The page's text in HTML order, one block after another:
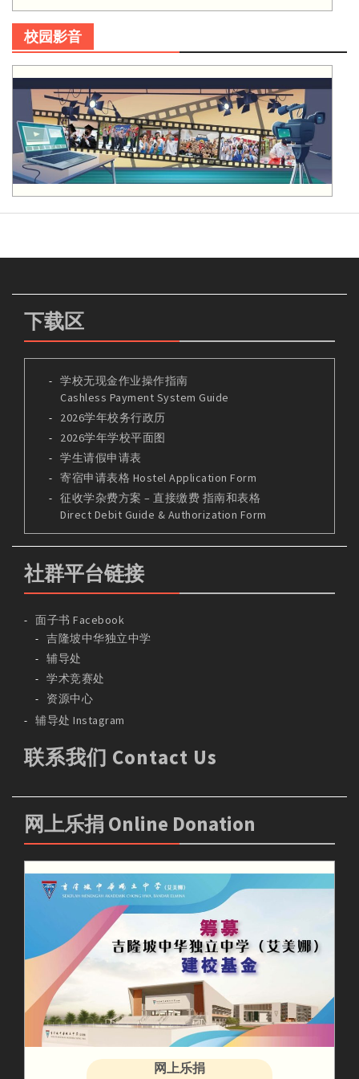
校园影音
下载区
学校无现金作业操作指南
Cashless Payment System Guide
2026学年校务行政历
2026学年学校平面图
学生请假申请表
寄宿申请表格 Hostel Application Form
征收学杂费方案 – 直接缴费 指南和表格
Direct Debit Guide & Authorization Form
社群平台链接
面子书 Facebook
吉隆坡中华独立中学
辅导处
学术竞赛处
资源中心
辅导处 Instagram
联系我们 Contact Us
网上乐捐 Online Donation
网上乐捐